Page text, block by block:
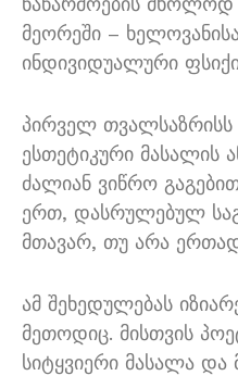
მეორეში –
ინდივიდუალური
პირველ თვალსაზრისს
ესთეტიკური მასალის
ძალიან ვიწრო
ერთ, დასრულებულ
მთავარ, თუ არა
ამ შეხედულებას
მეთოდიც. მისთვის
სიტყვიერი მასალა და